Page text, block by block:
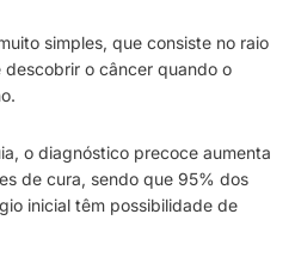
simples, que consiste no raio
o câncer quando o
o diagnóstico precoce aumenta
de cura, sendo que 95% dos
inicial têm possibilidade de